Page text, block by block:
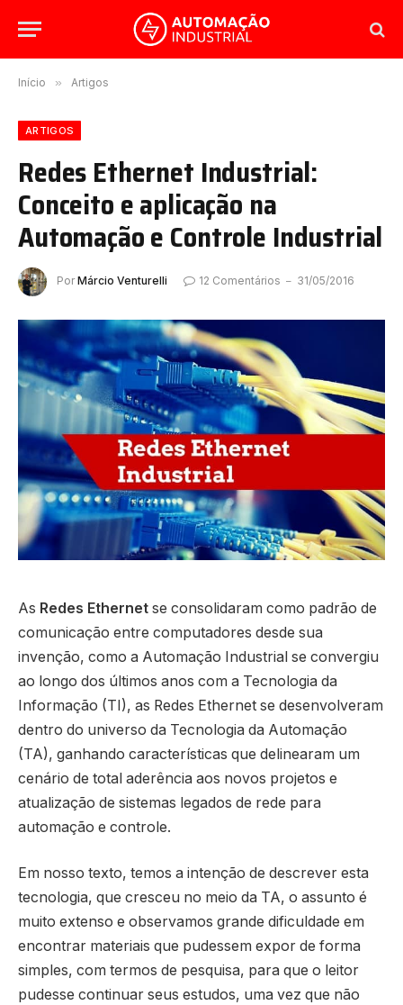
Início » Artigos
ARTIGOS
Redes Ethernet Industrial:
Conceito e aplicação na
Automação e Controle Industrial
Por Márcio Venturelli 12 Comentários 31/05/2016
As Redes Ethernet se consolidaram como padrão de
comunicação entre computadores desde sua
invenção, como a Automação Industrial se convergiu
ao longo dos últimos anos com a Tecnologia da
Informação (TI), as Redes Ethernet se desenvolveram
dentro do universo da Tecnologia da Automação
(TA), ganhando características que delinearam um
cenário de total aderência aos novos projetos e
atualização de sistemas legados de rede para
automação e controle.
Em nosso texto, temos a intenção de descrever esta
tecnologia, que cresceu no meio da TA, o assunto é
muito extenso e observamos grande dificuldade em
encontrar materiais que pudessem expor de forma
simples, com termos de pesquisa, para que o leitor
pudesse continuar seus estudos, uma vez que não